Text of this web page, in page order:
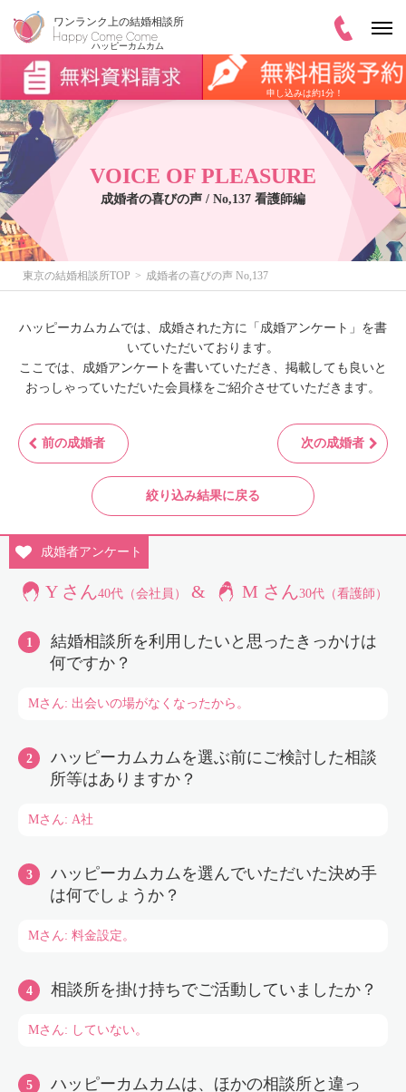
申し込みは約1分！
VOICE OF PLEASURE
成婚者の喜びの声 / No,137 看護師編
東京の結婚相談所TOP 成婚者の喜びの声 No,137
ハッピーカムカムでは、成婚された方に「成婚アンケート」を書
いていただいております。
ここでは、成婚アンケートを書いていただき、掲載しても良いと
おっしゃっていただいた会員様をご紹介させていただきます。
前の成婚者 次の成婚者
絞り込み結果に戻る
成婚者アンケート
Y さん40代（会社員） & M さん30代（看護師）
結婚相談所を利用したいと思ったきっかけは
何ですか？
Mさん: 出会いの場がなくなったから。
ハッピーカムカムを選ぶ前にご検討した相談
所等はありますか？
Mさん: A社
ハッピーカムカムを選んでいただいた決め手
は何でしょうか？
Mさん: 料金設定。
相談所を掛け持ちでご活動していましたか？
Mさん: していない。
ハッピーカムカムは、ほかの相談所と違っ